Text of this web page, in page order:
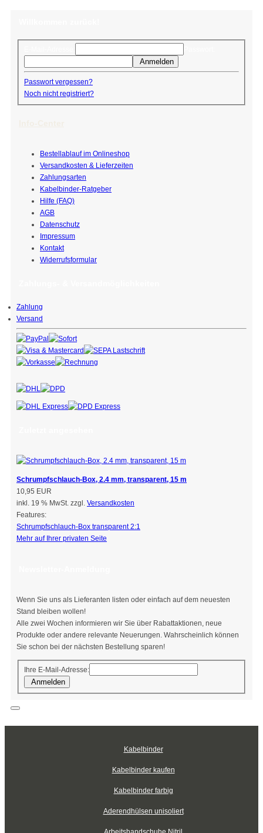
Anmelden
Passwort vergessen?
Noch nicht registriert?
Bestellablauf im Onlineshop
Versandkosten & Lieferzeiten
Zahlungsarten
Kabelbinder-Ratgeber
Hilfe (FAQ)
AGB
Datenschutz
Impressum
Kontakt
Widerrufsformular
Zahlung
Versand
Schrumpfschlauch-Box, 2.4 mm, transparent, 15 m
10,95 EUR
inkl. 19 % MwSt. zzgl. Versandkosten
Features:
Schrumpfschlauch-Box transparent 2:1
Mehr auf Ihrer privaten Seite
Wenn Sie uns als Lieferanten listen oder einfach auf dem neuesten
Stand bleiben wollen!
Alle zwei Wochen informieren wir Sie über Rabattaktionen, neue
Produkte oder andere relevante Neuerungen. Wahrscheinlich können
Sie schon bei der nächsten Bestellung sparen!
Ihre E-Mail-Adresse:
Anmelden
Kabelbinder
Kabelbinder kaufen
Kabelbinder farbig
Aderendhülsen unisoliert